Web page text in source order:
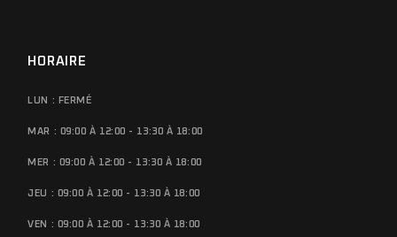
HORAIRE
LUN : FERMÉ
MAR : 09:00 À 12:00 - 13:30 À 18:00
MER : 09:00 À 12:00 - 13:30 À 18:00
JEU : 09:00 À 12:00 - 13:30 À 18:00
VEN : 09:00 À 12:00 - 13:30 À 18:00